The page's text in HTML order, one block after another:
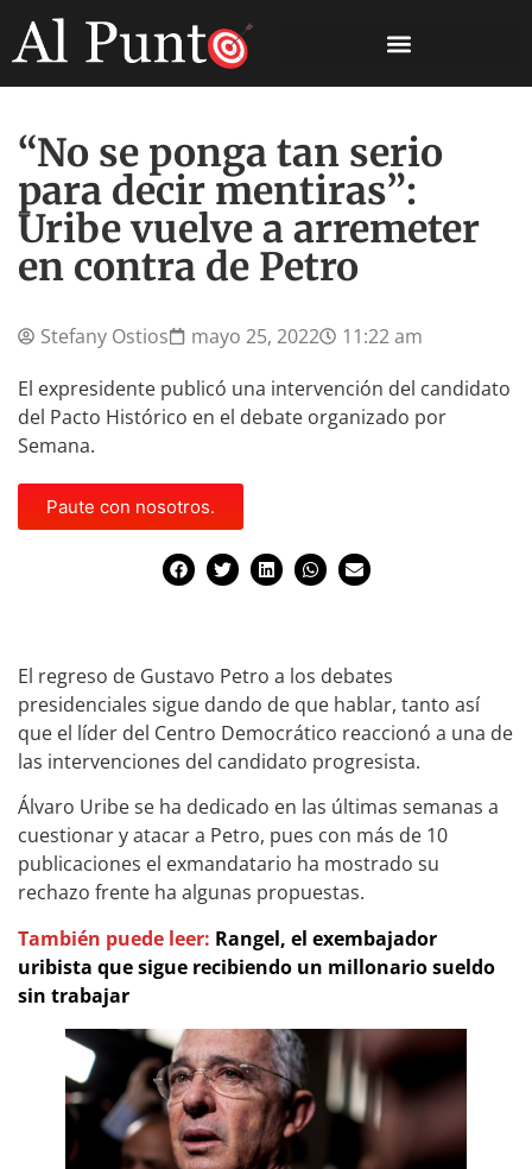
“No se ponga tan serio
para decir mentiras”:
Uribe vuelve a arremeter
en contra de Petro
Stefany Ostios mayo 25, 2022
11:22 am
El expresidente publicó una intervención del candidato
del Pacto Histórico en el debate organizado por
Semana.
Paute con nosotros.
El regreso de Gustavo Petro a los debates
presidenciales sigue dando de que hablar, tanto así
que el líder del Centro Democrático reaccionó a una de
las intervenciones del candidato progresista.
Álvaro Uribe se ha dedicado en las últimas semanas a
cuestionar y atacar a Petro, pues con más de 10
publicaciones el exmandatario ha mostrado su
rechazo frente ha algunas propuestas.
También puede leer: Rangel, el exembajador
uribista que sigue recibiendo un millonario sueldo
sin trabajar